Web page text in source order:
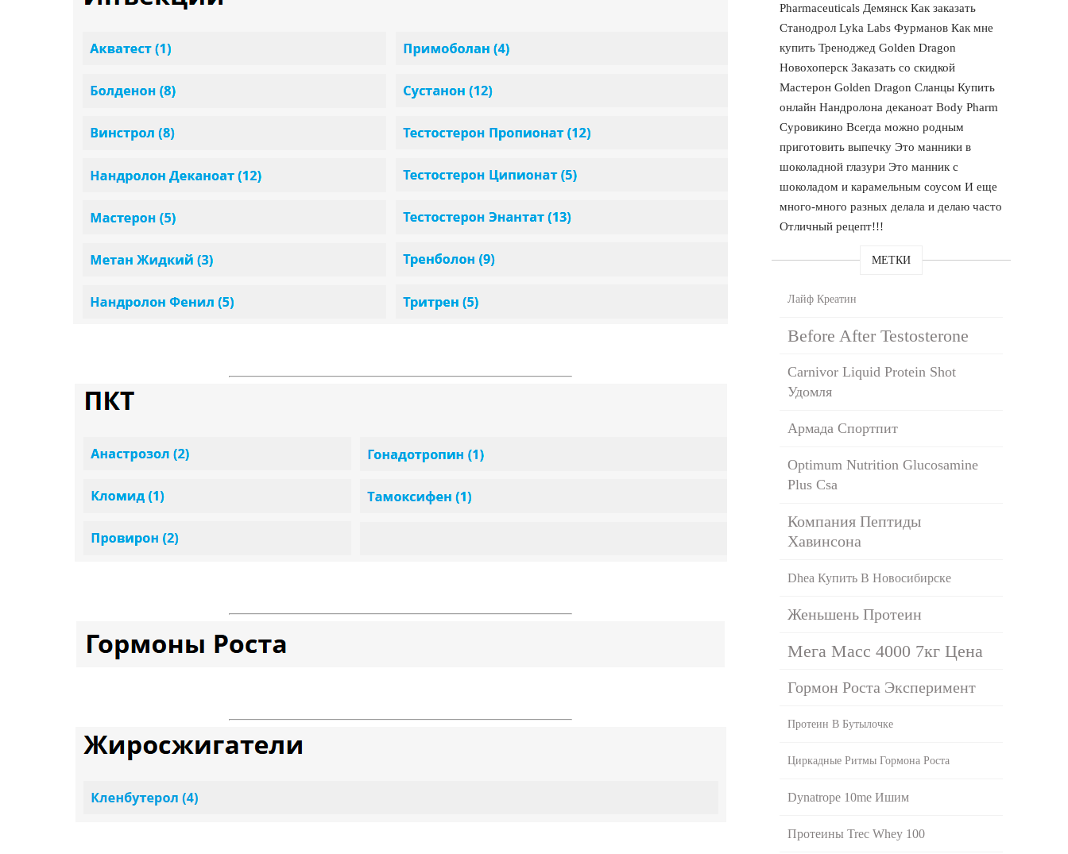
Pharmaceuticals Демянск Как заказать
Станодрол Lyka Labs Фурманов Как мне
купить Треноджед Golden Dragon
Новохоперск Заказать со скидкой
Мастерон Golden Dragon Сланцы Купить
онлайн Нандролона деканоат Body Pharm
Суровикино Всегда можно родным
приготовить выпечку Это манники в
шоколадной глазури Это манник с
шоколадом и карамельным соусом И еще
много-много разных делала и делаю часто
Отличный рецепт!!!
МЕТКИ
Лайф Креатин
Before After Testosterone
Carnivor Liquid Protein Shot
Удомля
Армада Спортпит
Optimum Nutrition Glucosamine
Plus Csa
Компания Пептиды
Хавинсона
Dhea Купить В Новосибирске
Женьшень Протеин
Мега Масс 4000 7кг Цена
Гормон Роста Эксперимент
Протеин В Бутылочке
Циркадные Ритмы Гормона Роста
Dynatrope 10me Ишим
Протеины Trec Whey 100